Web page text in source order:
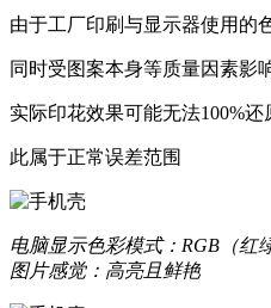
更合身
优质液态硅胶材质，一体成
质感升级，耐刮防撞，加倍防
由于工厂印刷与显示器使用的
同时受图案本身等质量因素影
实际印花效果可能无法100%
此属于正常误差范围
电脑显示色彩模式：RGB（红
图片感觉：高亮且鲜艳